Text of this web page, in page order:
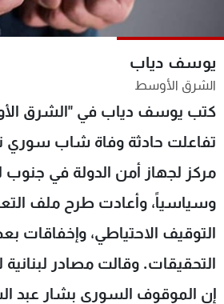
يوسف دياب
الشرق الأوسط
كتب يوسف دياب في "الشرق
تفاعلت حادثة وفاة شاب سوري
مركز لجهاز أمن الدولة في جنوب
وسياسياً، وأعادت طرح ملف
التوقيف الاحتياطي، وإخفاقات
التحقيقات. وقالت مصادر
إن الموقوف السوري بشار عبد
شاهد البرامج
الترددات
عن MTV
لاعلاناتكم
وظائف
تواصل معنا
شروط